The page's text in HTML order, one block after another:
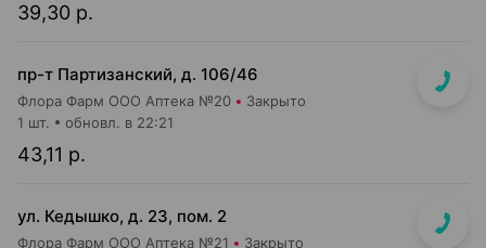
39,30 р.
пр-т Партизанский, д. 106/46
Флора Фарм ООО Аптека №20 Закрыто
43,11 р.
1 шт. обновл. в 22:21
ул. Кедышко, д. 23, пом. 2
Флора Фарм ООО Аптека №21 Закрыто